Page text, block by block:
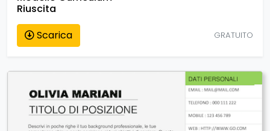
Riuscita
Scarica
GRATUITO